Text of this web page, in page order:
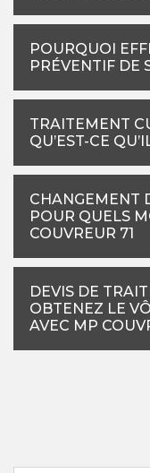
POURQUOI
PRÉVENTIF DE
TRAITEMENT
QU’EST-CE
CHANGEMENT
POUR QUELS
COUVREUR 71
DEVIS DE
OBTENEZ LE
AVEC MP